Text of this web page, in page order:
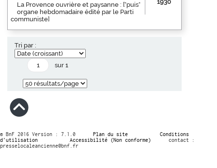
La Provence ouvrière et paysanne : ["puis"
organe hebdomadaire édité par le Parti
communiste]
1930
Tri par :
sur 1
© BnF 2016 Version : 7.1.0 Plan du site
Conditions
d’utilisation
Accessibilité (Non conforme)
contact :
presselocaleancienne@bnf.fr